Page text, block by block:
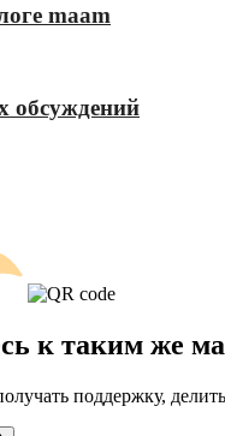
maam
обсуждений
к таким же
поддержку,